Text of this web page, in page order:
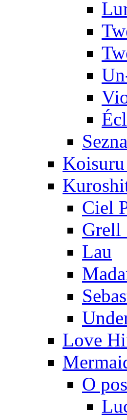
Ciel
Grell
Lau
Love
O